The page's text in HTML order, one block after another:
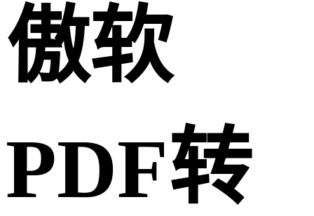
傲软
PDF转